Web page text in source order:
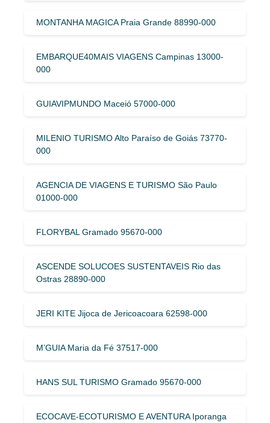
MONTANHA MAGICA Praia Grande 88990-000
EMBARQUE40MAIS VIAGENS Campinas 13000-
000
GUIAVIPMUNDO Maceió 57000-000
MILENIO TURISMO Alto Paraíso de Goiás 73770-
000
AGENCIA DE VIAGENS E TURISMO São Paulo
01000-000
FLORYBAL Gramado 95670-000
ASCENDE SOLUCOES SUSTENTAVEIS Rio das
Ostras 28890-000
JERI KITE Jijoca de Jericoacoara 62598-000
M’GUIA Maria da Fé 37517-000
HANS SUL TURISMO Gramado 95670-000
ECOCAVE-ECOTURISMO E AVENTURA Iporanga